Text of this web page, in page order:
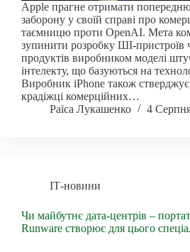
Apple прагне отримати
заборону у своїй справі про
таємницю проти OpenAI. Мета
зупинити розробку ШІ-пристроїв
продуктів виробником моделі
інтелекту, що базуються на
Виробник iPhone також
крадіжці комерційних…
Раїса Лукашенко
4
ІТ-новини
Чи майбутнє дата-центрів –
Runware створює для цього